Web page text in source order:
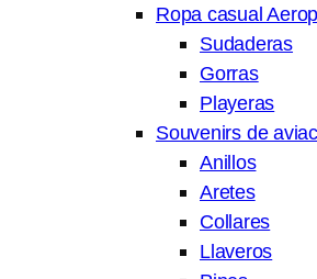
Ropa casual
Sudaderas
Gorras
Playeras
Souvenirs de
Anillos
Aretes
Collares
Llaveros